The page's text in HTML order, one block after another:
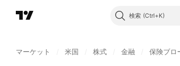
検索
マーケット 米国 株式 金融 保険ブロ